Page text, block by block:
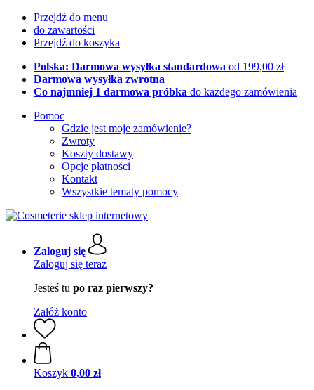
Przejdź do menu
do zawartości
Przejdź do koszyka
Polska: Darmowa wysyłka standardowa od 199,00 zł
Darmowa wysyłka zwrotna
Co najmniej 1 darmowa próbka do każdego zamówienia
Pomoc
Gdzie jest moje zamówienie?
Zwroty
Koszty dostawy
Opcje płatności
Kontakt
Wszystkie tematy pomocy
Zaloguj się
Zaloguj się teraz
Jesteś tu po raz pierwszy?
Załóż konto
Koszyk 0,00 zł